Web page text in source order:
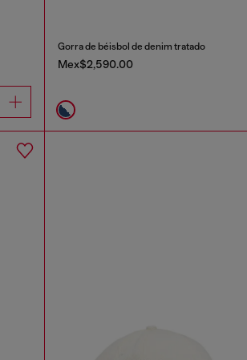
Gorra de béisbol de denim tratado
Mex$2,590.00